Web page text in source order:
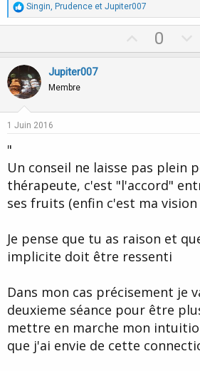
R
é
a
t
i
o
n
s
:
Singin, Prudence et Jupiter007
p
0
Jupiter007
Membre
1 Juin 2016
"
Un conseil ne laisse pas plein
thérapeute, c'est "l'accord"
ses fruits (enfin c'est ma vision
Je pense que tu as raison et
implicite doit être ressenti
Dans mon cas précisement je
deuxieme séance pour être
mettre en marche mon
que j'ai envie de cette